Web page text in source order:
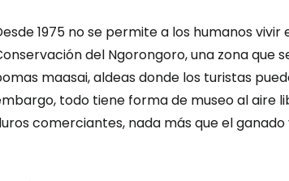
1975 no se permite a los humanos
del Ngorongoro, una zona que
maasai, aldeas donde los turistas
todo tiene forma de museo al aire
comerciantes, nada más que el